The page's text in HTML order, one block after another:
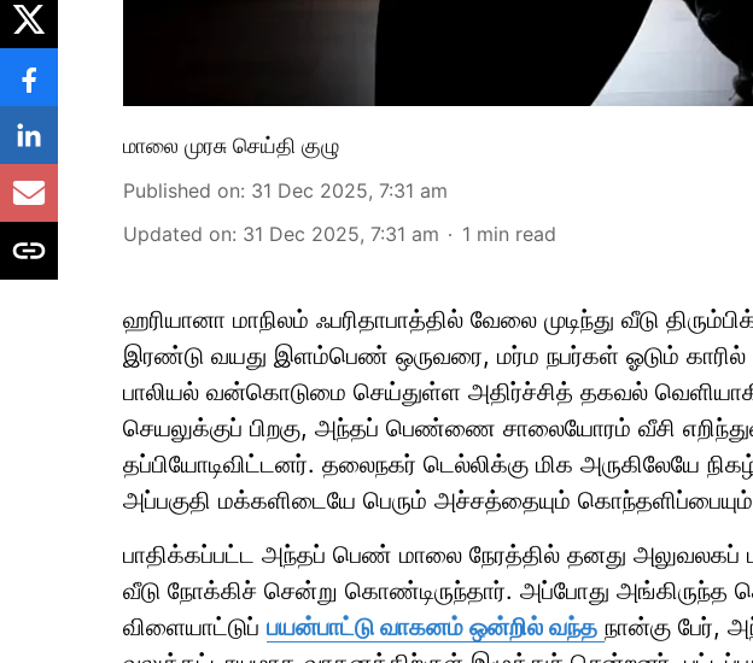
மாலை முரசு செய்தி குழு
Published on: 31 Dec 2025, 7:31 am
Updated on: 31 Dec 2025, 7:31 am 1 min read
ஹரியானா மாநிலம் ஃபரிதாபாத்தில் வேலை முடிந்து வீடு
இரண்டு வயது இளம்பெண் ஒருவரை, மர்ம நபர்கள் ஓடும் காரில்
பாலியல் வன்கொடுமை செய்துள்ள அதிர்ச்சித் தகவல்
செயலுக்குப் பிறகு, அந்தப் பெண்ணை சாலையோரம் வீசி
தப்பியோடிவிட்டனர். தலைநகர் டெல்லிக்கு மிக அருகிலேயே
அப்பகுதி மக்களிடையே பெரும் அச்சத்தையும் கொந்தளிப்பையும்
பாதிக்கப்பட்ட அந்தப் பெண் மாலை நேரத்தில் தனது அலுவலகப்
வீடு நோக்கிச் சென்று கொண்டிருந்தார். அப்போது அங்கிருந்த
விளையாட்டுப் பயன்பாட்டு வாகனம் ஒன்றில் வந்த நான்கு